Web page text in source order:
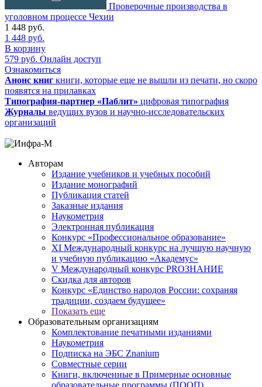
Проверочные производства в
уголовном процессе Чехии
1 448 руб.
1 448 руб.
В корзину
579 руб. Онлайн доступ
Ознакомиться
Анонс книг книги, которые еще не вышли из печати, но скоро
появятся на прилавках
Типография-партнер «Паблит» цифровая типография
Журналы ведущих вузов и научно-исследовательских
организаций
Авторам
Издание учебников и учебных пособий
Издание монографий
Публикация статей
Заказные издания
Наукометрия
Электронная публикация
Конкурс «Профессиональное образование»
XI Международный конкурс на лучшую научную
и учебную публикацию «Академус»
V Международный конкурс PROЗНАНИЕ
Скидка для авторов
Конкурс «Единство народов России: сохраняя
традиции, создаем будущее»
Показать еще
Образовательным организациям
Комплектование печатными изданиями
Наукометрия
Подписка на ЭБС Znanium
Совместные серии
Книги, включенные в Примерные основные
образовательные программы (ПООП)